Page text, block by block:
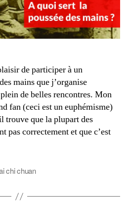
de participer à un
mains que j’organise
de belles rencontres. Mon
fan (ceci est un euphémisme)
trouve que la plupart des
pas correctement et que c’est
chi chuan